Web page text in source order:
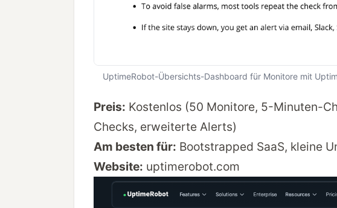
UptimeRobot-Übersichts-Dashboard für Monitore mit
Preis: Kostenlos (50 Monitore, 5-Minuten-
Checks, erweiterte Alerts)
Am besten für: Bootstrapped SaaS, kleine
Website: uptimerobot.com